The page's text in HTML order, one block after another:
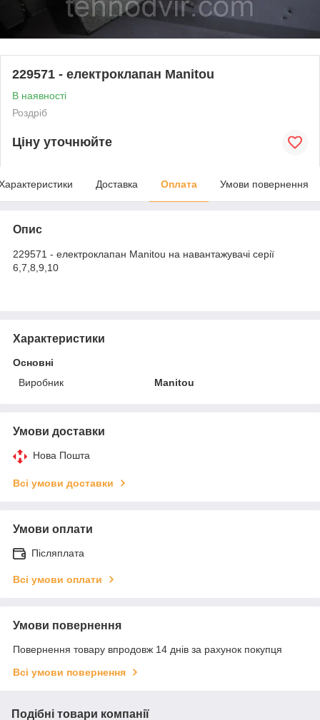
229571 - електроклапан Manitou
В наявності
Роздріб
Ціну уточнюйте
Доставка Оплата Умови повернення
Опис
229571 - електроклапан Manitou на навантажувачі серії
6,7,8,9,10
Характеристики
Основні
Виробник
Manitou
Умови доставки
Нова Пошта
Всі умови доставки
Умови оплати
Післяплата
Всі умови оплати
Умови повернення
Повернення товару впродовж 14 днів за рахунок покупця
Всі умови повернення
Подібні товари компанії